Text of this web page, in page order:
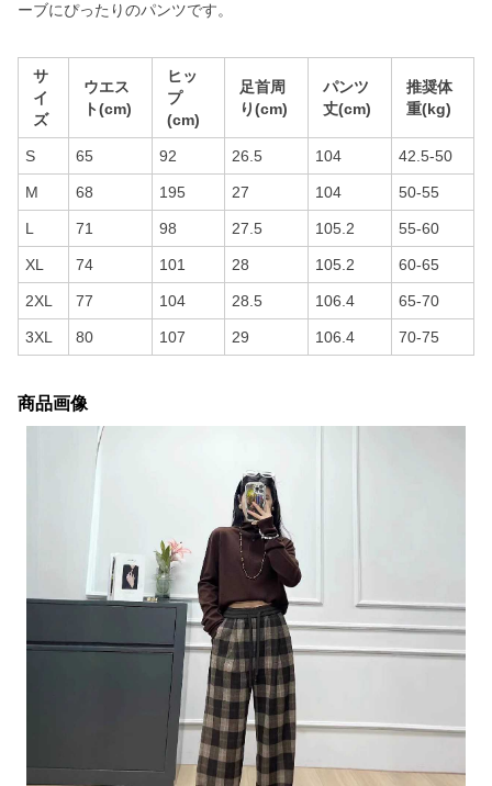
ーブにぴったりのパンツです。
サ
イ
ズ
ウエス
ト(cm)
ヒッ
プ
(cm)
足首周
り(cm)
パンツ
丈(cm)
推奨体
重(kg)
S 65 92 26.5 104 42.5-50
M 68 195 27 104 50-55
L 71 98 27.5 105.2 55-60
XL 74 101 28 105.2 60-65
2XL 77 104 28.5 106.4 65-70
3XL 80 107 29 106.4 70-75
商品画像